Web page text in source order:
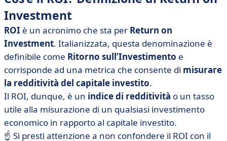
Investment
ROI è un acronimo che sta per Return on
Investment. Italianizzata, questa denominazione è
definibile come Ritorno sull’Investimento e
corrisponde ad una metrica che consente di misurare
la redditività del capitale investito.
Il ROI, dunque, è un indice di redditività o un tasso
utile alla misurazione di un qualsiasi investimento
economico in rapporto al capitale investito.
☝ Si presti attenzione a non confondere il ROI con il